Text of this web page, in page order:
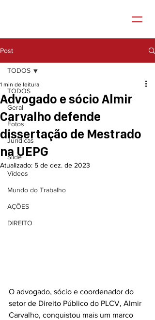
Post
TODOS
Geral
Fotos
Jurídicas
Slide
Vídeos
Mundo do Trabalho
AÇÕES
DIREITO
TODOS
Advogado e sócio Almir
Carvalho defende
dissertação de Mestrado
na UEPG
1 min de leitura
Atualizado: 5 de dez. de 2023
O advogado, sócio e coordenador do
setor de Direito Público do PLCV, Almir
Carvalho, conquistou mais um marco